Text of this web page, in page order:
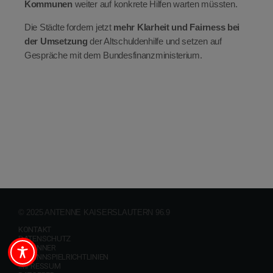
Kommunen weiter auf konkrete Hilfen warten müssten.
Die Städte fordern jetzt mehr Klarheit und Fairness bei
der Umsetzung der Altschuldenhilfe und setzen auf
Gespräche mit dem Bundesfinanzministerium.
© 2025 ANTENNE KAISERSLAUTERN 96.9
KONTAKT
DATENSCHUTZ
GEWINNER
GEWINNSPIELRICHTLINIEN
IMPRESSUM